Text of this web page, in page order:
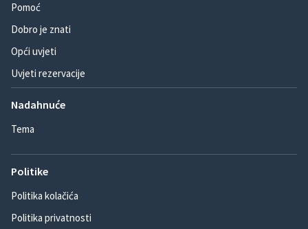
Pomoć
Dobro je znati
Opći uvjeti
Uvjeti rezervacije
Nadahnuće
Tema
Politike
Politika kolačića
Politika privatnosti